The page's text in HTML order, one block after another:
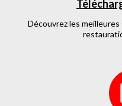
Découvrez les